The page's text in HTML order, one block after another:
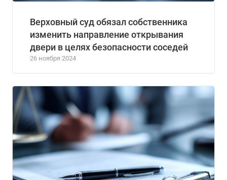
Верховный суд обязал собственника
изменить направление открывания
двери в целях безопасности соседей
26 ноября 2024